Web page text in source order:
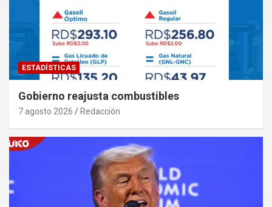
ESTADÍSTICAS
Gobierno reajusta combustibles
7 agosto 2026 Redacción